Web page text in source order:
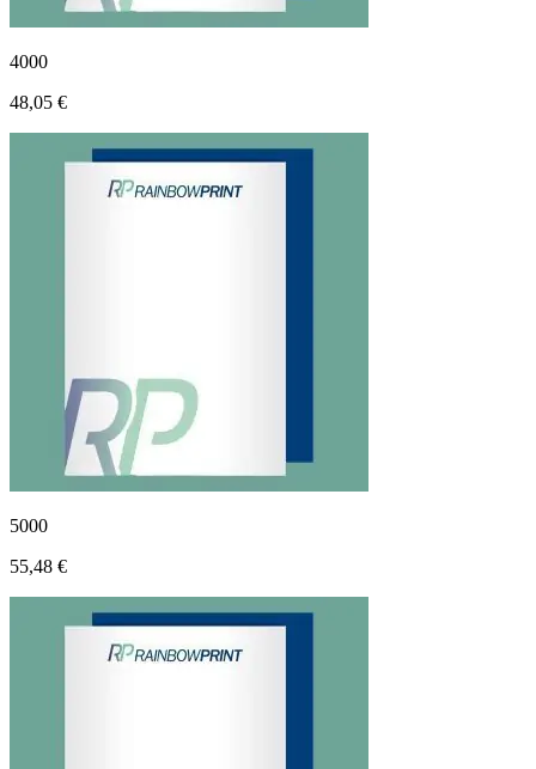
4000
48,05 €
5000
55,48 €